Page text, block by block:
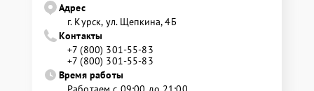
Адрес
г. Курск, ул. Щепкина, 4Б
Контакты
+7 (800) 301-55-83
+7 (800) 301-55-83
Время работы